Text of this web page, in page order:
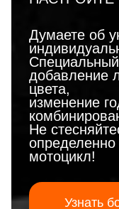
Думаете об
добавление
цвета,
изменение
Не
мотоцикл!
Узнать